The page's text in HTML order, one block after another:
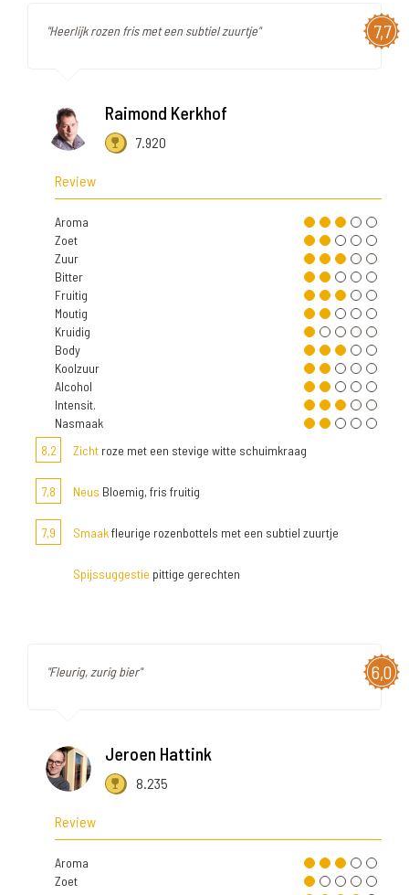
7,7
"Heerlijk rozen fris met een subtiel zuurtje"
Raimond Kerkhof
7.920
Review
Aroma
Zoet
Zuur
Bitter
Fruitig
Moutig
Kruidig
Body
Koolzuur
Alcohol
Intensit.
Nasmaak
8,2
Zicht roze met een stevige witte schuimkraag
7,8 Neus Bloemig, fris fruitig
7,9 Smaakfleurige rozenbottels met een subtiel zuurtje
Spijssuggestie pittige gerechten
6,0
"Fleurig, zurig bier"
Jeroen Hattink
8.235
Review
Aroma
Zoet